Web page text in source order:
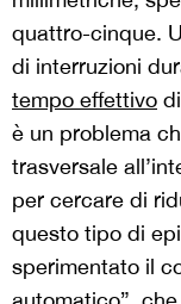
quattro-cinque.
di interruzioni
tempo effettivo
è un problema
trasversale
per cercare di
questo tipo di
sperimentato il